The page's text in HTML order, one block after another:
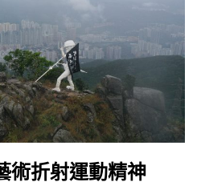
折射運動精神